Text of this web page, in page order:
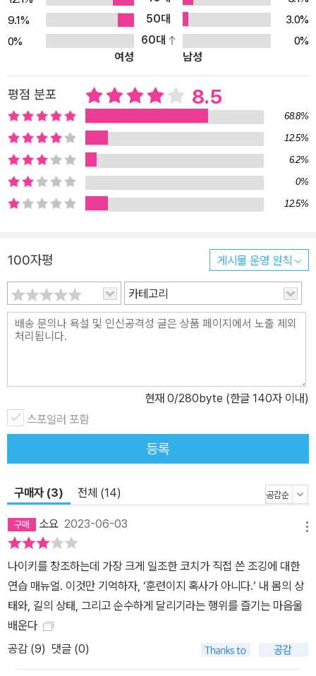
근차근 가르쳐 줍니다. 빌 바우어만은 “신체만 있다면 누구나 운동선
수If you have a body, you are an *Athlete”라고 말했습니다.
이 책은 이러한 그의 신념처럼, 누구나 부담 없이 운동할 수 있도록 사
기를 북돋아 줍니다. 훈련이지, 혹사가 아니다 내 체력에 맞춰 부담 없
이 운동하는 습관 기르기 『조깅의 기초』은 단순히 달리기 운동에 관
해 말하지 않습니다. 달리기와 걷기를 결합한 구체적인 조깅 프로그
램을 제시하는 매뉴얼북이지요. 플랜 A, 플랜 B, 플랜 C 세 가지 운동
프로그램을 수록해 독자 스스로 자신의 체력에 따라 선택하도록 했습
니다. A는 운동을 좋아하지 않거나 재활이 필요한 사람, B는 운동을
때때로 즐기며 평균 수준의 체력을 갖춘 사람, C는 격렬한 스포츠를
즐기고 체력이 좋은 사람들을 위해 고안되었습니다. 각각 12주 차 프
고 재미있게 실천할 수 있지요. 빌 바우어만이 이 책에서 끊임없이 강
조하는 말이 있습니다. “훈련이지, 혹사가 아니다. 절대 전력을 다하
지 말라.” 건강과 체력 향상을 위해 운동은 매우 중요하지만, 너무 하
기 싫을 때 혹은 몸이 좋지 않을 때까지 운동을 할 필요는 없다고 말합
니다. 어제 고강도 운동을 했다면 오늘은 스트레칭이나 산책만 하거
돌아가고 때로는 잠시 쉬어도 괜찮습니다. 조깅만큼 특별한 장비나
시설이 필요하지 않고 큰 보상을 받을 수 있는 운동은 많지 않습니다.
오늘부터 차근차근, 이 든든한 가이드와 함께 운동을 시작해 보시면
9.1%
50대
3.0%
0%
60대
0%
여성
남성
평점 분포 8.5
68.8%
12.5%
6.2%
0%
12.5%
100자평 게시물 운영 원칙
카테고리
현재 0/280byte (한글 140자 이내)
스포일러 포함
등록
구매자 (3) 전체 (14)
소요 2023-06-03
나이키를 창조하는데 가장 크게 일조한 코치가 직접 쓴 조깅에 대한
연습 매뉴얼. 이것만 기억하자, ‘훈련이지 혹사가 아니다.‘ 내 몸의 상
태와, 길의 상태, 그리고 순수하게 달리기라는 행위를 즐기는 마음울
배운다
공감 (9) 댓글 (0)